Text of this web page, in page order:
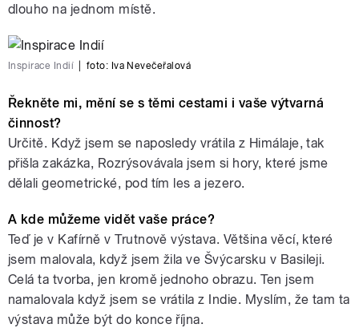
dlouho na jednom místě.
Inspirace Indií foto: Iva Nevečeřalová
Řekněte mi, mění se s těmi cestami i vaše výtvarná
činnost?
Určitě. Když jsem se naposledy vrátila z Himálaje, tak
přišla zakázka, Rozrýsovávala jsem si hory, které jsme
dělali geometrické, pod tím les a jezero.
A kde můžeme vidět vaše práce?
Teď je v Kafírně v Trutnově výstava. Většina věcí, které
jsem malovala, když jsem žila ve Švýcarsku v Basileji.
Celá ta tvorba, jen kromě jednoho obrazu. Ten jsem
namalovala když jsem se vrátila z Indie. Myslím, že tam ta
výstava může být do konce října.